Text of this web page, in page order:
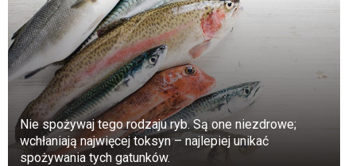
Nie spożywaj tego rodzaju ryb. Są one niezdrowe;
wchłaniają najwięcej toksyn – najlepiej unikać
spożywania tych gatunków.